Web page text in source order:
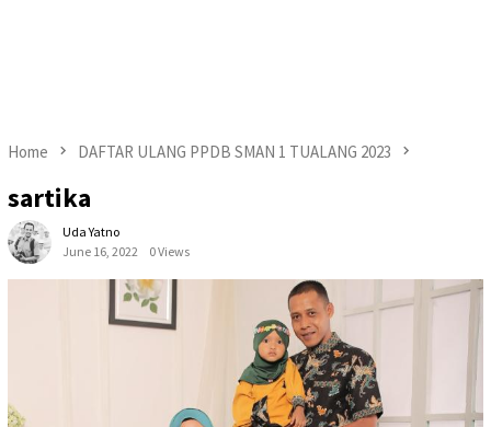
Home DAFTAR ULANG PPDB SMAN 1 TUALANG 2023
sartika
Uda Yatno
June 16, 2022
0 Views